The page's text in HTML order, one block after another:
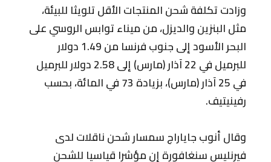
وزادت تكلفة شحن المنتجات الأقل تلويثا للبيئة،
مثل البنزين والديزل، من ميناء توابس الروسي على
البحر الأسود إلى جنوب فرنسا من 1.49 دولار
للبرميل في 22 آذار (مارس) إلى 2.58 دولار للبرميل
في 25 آذار (مارس)، بزيادة 73 في المائة، بحسب
رفينيتيف.
وقال أنوب جاياراج سمسار شحن ناقلات لدى
فيرنليس سنغافورة إن مؤشرا قياسيا للشحن